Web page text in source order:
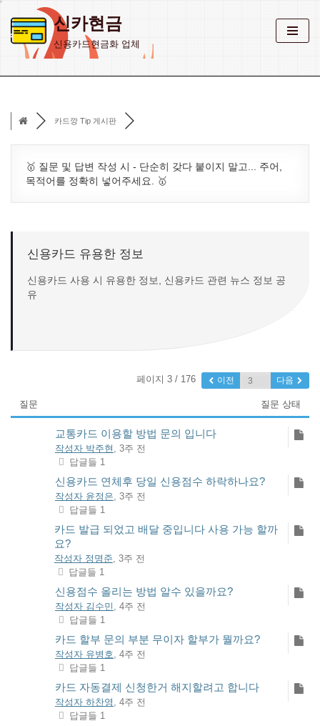
콘
너
신카현금
신용카드현금화 업체
카드깡 Tip 게시판
🥇 질문 및 답변 작성 시 - 단순히 갖다 붙이지 말고... 주어,
목적어를 정확히 넣어주세요. 🥇
신용카드 유용한 정보
신용카드 사용 시 유용한 정보, 신용카드 관련 뉴스 정보 공
유
페이지 3 / 176 이전 다음
질문 질문 상태
교통카드 이용할 방법 문의 입니다
작성자 박주현 , 3주 전
답글들 1
신용카드 연체후 당일 신용점수 하락하나요?
작성자 윤정은, 3주 전
답글들 1
카드 발급 되었고 배달 중입니다 사용 가능 할까
요?
작성자 정명준, 3주 전
답글들 1
신용점수 올리는 방법 알수 있을까요?
작성자 김수민 , 4주 전
답글들 1
카드 할부 문의 부분 무이자 할부가 뭘까요?
작성자 유병호, 4주 전
답글들 1
카드 자동결제 신청한거 해지할려고 합니다
작성자 하찬영 , 4주 전
답글들 1